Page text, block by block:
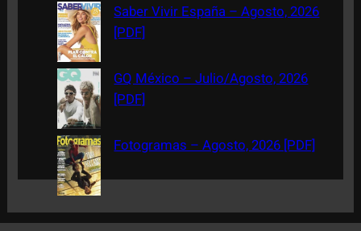
Saber Vivir España – Agosto, 2026
[PDF]
GQ México – Julio/Agosto, 2026
[PDF]
Fotogramas – Agosto, 2026 [PDF]